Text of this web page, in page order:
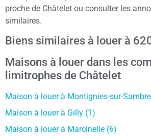
proche de Châtelet ou consulter les
similaires.
Biens similaires à louer à
Maisons à louer dans les
limitrophes de Châtelet
Maison à louer à Montignies-sur-
Maison à louer à Gilly (1)
Maison à louer à Marcinelle (6)